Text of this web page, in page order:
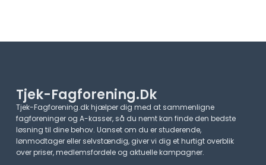
Tjek-Fagforening.dk
Tjek-Fagforening.dk hjælper dig med at sammenligne
fagforeninger og A-kasser, så du nemt kan finde den bedste
løsning til dine behov. Uanset om du er studerende,
lønmodtager eller selvstændig, giver vi dig et hurtigt overblik
over priser, medlemsfordele og aktuelle kampagner.​